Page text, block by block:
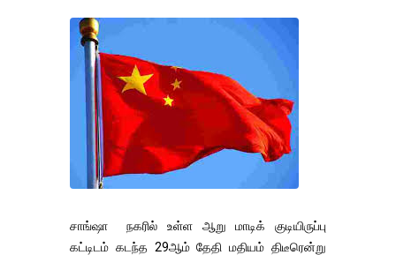
சாங்ஷா நகரில் உள்ள ஆறு மாடிக் குடியிருப்பு
கட்டிடம் கடந்த 29ஆம் தேதி மதியம் திடீரென்று